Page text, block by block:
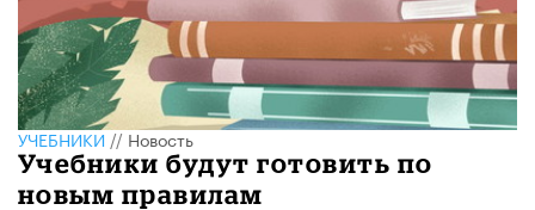
УЧЕБНИКИ//Новость
Учебники будут готовить по
новым правилам